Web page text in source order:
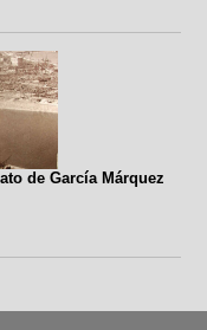
de García Márquez